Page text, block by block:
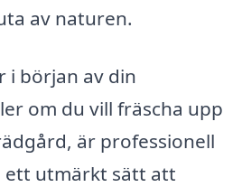
av naturen.
i början av din
om du vill fräscha upp
är professionell
utmärkt sätt att